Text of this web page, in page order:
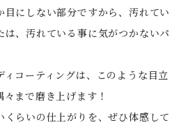
にしない部分ですから、汚れてい
は、汚れている事に気がつかないパ
コーティングは、このような目立
まで磨き上げます！
らいの仕上がりを、ぜひ体感して